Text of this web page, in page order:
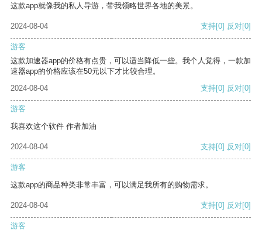
这款app就像我的私人导游，带我领略世界各地的美景。
2024-08-04 支持[0] 反对[0]
游客
这款加速器app的价格有点贵，可以适当降低一些。我个人觉得，一款加
速器app的价格应该在50元以下才比较合理。
2024-08-04
支持[0] 反对[0]
游客
我喜欢这个软件 作者加油
2024-08-04 支持[0] 反对[0]
游客
这款app的商品种类非常丰富，可以满足我所有的购物需求。
2024-08-04 支持[0] 反对[0]
游客